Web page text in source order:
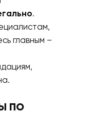
.
главным –
ПО